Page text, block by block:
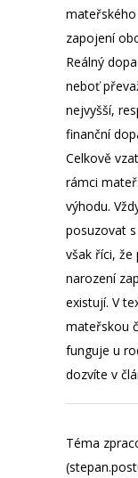
zapojení
Reálný
neboť
nejvyšší,
finanční
Celkově
rámci
výhodu.
posuzovat
však říci,
narození
existují. V
mateřskou
funguje u
dozvíte v
Téma